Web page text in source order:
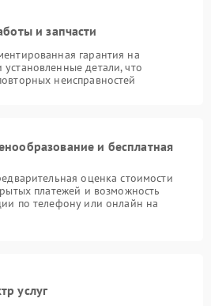
и запчасти
гарантия на
детали, что
неисправностей
и бесплатная
оценка стоимости
платежей и возможность
по телефону или онлайн на
услуг